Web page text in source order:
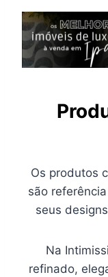
Os produtos
são
seus
Na
refinado,